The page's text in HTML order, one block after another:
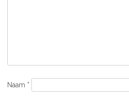
Naam *